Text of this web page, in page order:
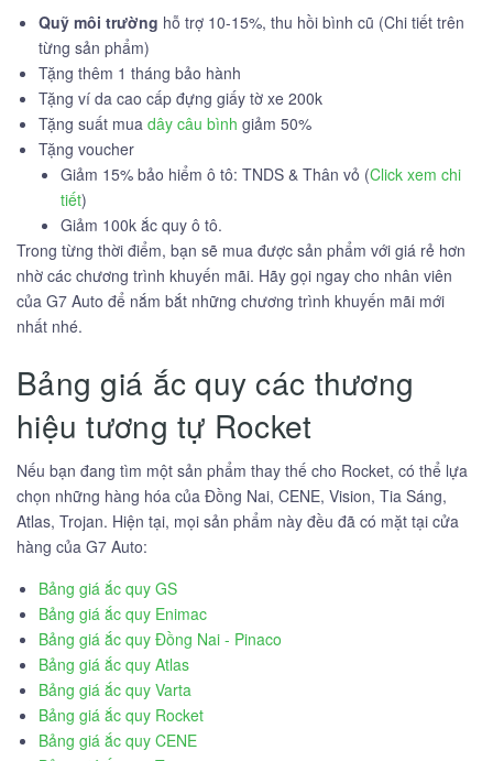
Quỹ môi trường hỗ trợ 10-15%, thu hồi bình cũ (Chi tiết trên
từng sản phẩm)
Tặng thêm 1 tháng bảo hành
Tặng ví da cao cấp đựng giấy tờ xe 200k
Tặng suất mua dây câu bình giảm 50%
Tặng voucher
Giảm 15% bảo hiểm ô tô: TNDS & Thân vỏ (Click xem chi
tiết)
Giảm 100k ắc quy ô tô.
Trong từng thời điểm, bạn sẽ mua được sản phẩm với giá rẻ hơn
nhờ các chương trình khuyến mãi. Hãy gọi ngay cho nhân viên
của G7 Auto để nắm bắt những chương trình khuyến mãi mới
nhất nhé.
Bảng giá ắc quy các thương
hiệu tương tự Rocket
Nếu bạn đang tìm một sản phẩm thay thế cho Rocket, có thể lựa
chọn những hàng hóa của Đồng Nai, CENE, Vision, Tia Sáng,
Atlas, Trojan. Hiện tại, mọi sản phẩm này đều đã có mặt tại cửa
hàng của G7 Auto:
Bảng giá ắc quy GS
Bảng giá ắc quy Enimac
Bảng giá ắc quy Đồng Nai - Pinaco
Bảng giá ắc quy Atlas
Bảng giá ắc quy Varta
Bảng giá ắc quy Rocket
Bảng giá ắc quy CENE